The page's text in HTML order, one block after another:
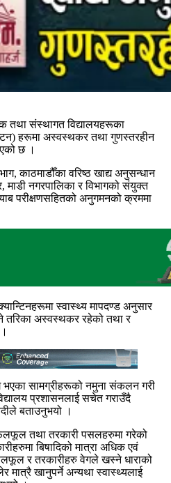
तथा संस्थागत विद्यालयहरूका
हरूमा अस्वस्थकर तथा गुणस्तरहीन
छ ।
काठमाडौँका वरिष्ठ खाद्य अनुसन्धान
नगरपालिका र विभागको संयुक्त
परीक्षणसहितको अनुगमनको क्रममा
स्वास्थ्य मापदण्ड अनुसार
तरिका अस्वस्थकर रहेको तथा र
भएका सामग्रीहरूको नमुना संकलन गरी
प्रशासनलाई सचेत गराउँदै
बताउनुभयो ।
तथा तरकारी पसलहरुमा गरेको
बिषादिको मात्रा अधिक एवं
र तरकारीहरु वेगले खस्ने धाराको
मात्रै खानुपर्ने अन्यथा स्वास्थ्यलाई